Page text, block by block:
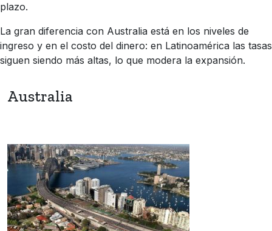
plazo.
La gran diferencia con Australia está en los niveles de
ingreso y en el costo del dinero: en Latinoamérica las tasas
siguen siendo más altas, lo que modera la expansión.
Australia